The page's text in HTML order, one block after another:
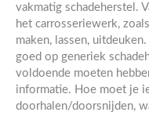
vakmatig schadeherstel.
het carrosseriewerk,
maken, lassen,
goed op generiek
voldoende moeten
informatie. Hoe moet je
doorhalen/doorsnijden,
vlak